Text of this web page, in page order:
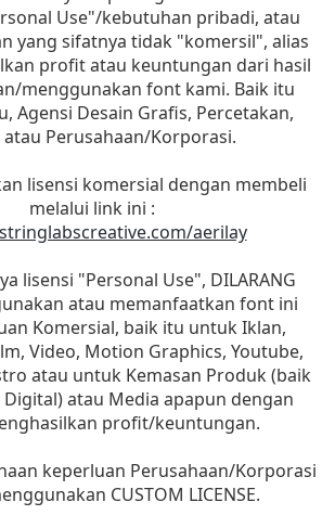
Use"/kebutuhan pribadi, atau
yang sifatnya tidak "komersil", alias
profit atau keuntungan dari hasil
menggunakan font kami. Baik itu
Agensi Desain Grafis, Percetakan,
Perusahaan/Korporasi.
lisensi komersial dengan membeli
melalui link ini :
aerilay
lisensi "Personal Use", DILARANG
atau memanfaatkan font ini
Komersial, baik itu untuk Iklan,
Video, Motion Graphics, Youtube,
atau untuk Kemasan Produk (baik
atau Media apapun dengan
profit/keuntungan.
keperluan Perusahaan/Korporasi
CUSTOM LICENSE.